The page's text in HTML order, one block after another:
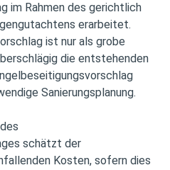
im Rahmen des gerichtlich
erarbeitet.
ist nur als grobe
die entstehenden
Sanierungsplanung.
schätzt der
Kosten, sofern dies